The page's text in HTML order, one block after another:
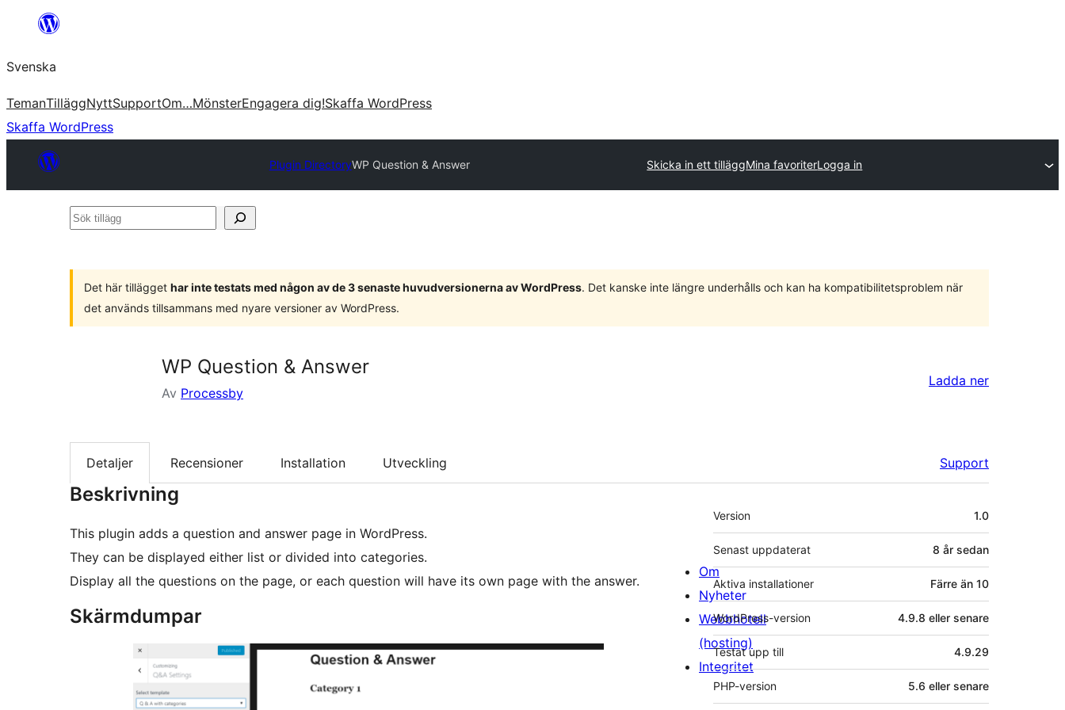
Hoppa
innehåll
Svenska
TemanTilläggNyttSupportOm…MönsterEngagera dig!Skaffa WordPress
Skaffa WordPress
Plugin DirectoryWP Question & Answer Skicka in ett tilläggMina favoriterLogga in
Sök
Det här tillägget har inte testats med någon av de 3 senaste huvudversionerna av WordPress. Det kanske inte längre underhålls och kan ha kompatibilitetsproblem när
det används tillsammans med nyare versioner av WordPress.
WP Question & Answer
Av Processby
Ladda ner
Detaljer Recensioner Installation Utveckling Support
Beskrivning
This plugin adds a question and answer page in WordPress.
They can be displayed either list or divided into categories.
Display all the questions on the page, or each question will have its own page with the answer.
Skärmdumpar
Meta
Version 1.0
Senast uppdaterat 8 år sedan
Aktiva installationer Färre än 10
WordPress-version 4.9.8 eller senare
Testat upp till 4.9.29
PHP-version 5.6 eller senare
Om
Nyheter
Webbhotell
(hosting)
Integritet